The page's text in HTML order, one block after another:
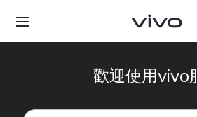
歡迎使用vivo